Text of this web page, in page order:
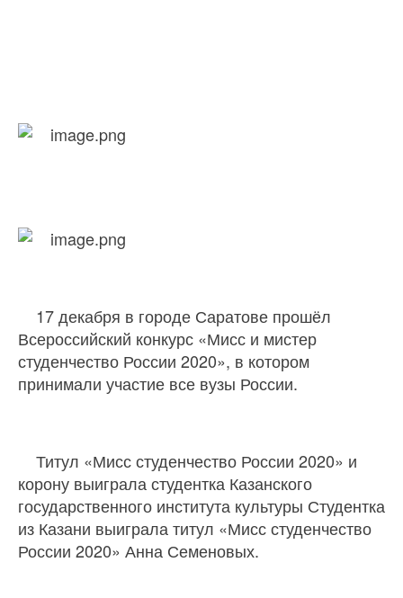
17 декабря в городе Саратове прошёл
Всероссийский конкурс «Мисс и мистер
студенчество России 2020», в котором
принимали участие все вузы России.
Титул «Мисс студенчество России 2020» и
корону выиграла студентка Казанского
государственного института культуры Студентка
из Казани выиграла титул «Мисс студенчество
России 2020» Анна Семеновых.